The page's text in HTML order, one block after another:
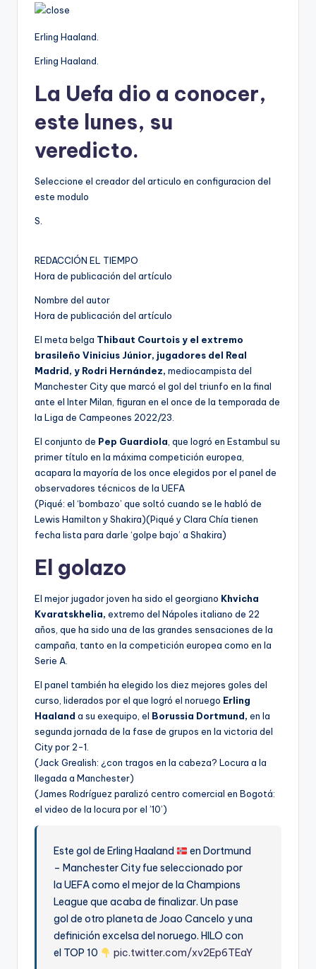
Erling Haaland.
Erling Haaland.
La Uefa dio a conocer,
este lunes, su
veredicto.
Seleccione el creador del articulo en configuracion del
este modulo
S.
REDACCIÓN EL TIEMPO
Hora de publicación del artículo
Nombre del autor
Hora de publicación del artículo
El meta belga Thibaut Courtois y el extremo
brasileño Vinicius Júnior, jugadores del Real
Madrid, y Rodri Hernández, mediocampista del
Manchester City que marcó el gol del triunfo en la final
ante el Inter Milan, figuran en el once de la temporada de
la Liga de Campeones 2022/23.
El conjunto de Pep Guardiola, que logró en Estambul su
primer título en la máxima competición europea,
acapara la mayoría de los once elegidos por el panel de
observadores técnicos de la UEFA
(Piqué: el ‘bombazo’ que soltó cuando se le habló de
Lewis Hamilton y Shakira)(Piqué y Clara Chía tienen
fecha lista para darle ‘golpe bajo’ a Shakira)
El golazo
El mejor jugador joven ha sido el georgiano Khvicha
Kvaratskhelia, extremo del Nápoles italiano de 22
años, que ha sido una de las grandes sensaciones de la
campaña, tanto en la competición europea como en la
Serie A.
El panel también ha elegido los diez mejores goles del
curso, liderados por el que logró el noruego Erling
Haaland a su exequipo, el Borussia Dortmund, en la
segunda jornada de la fase de grupos en la victoria del
City por 2-1.
(Jack Grealish: ¿con tragos en la cabeza? Locura a la
llegada a Manchester)
(James Rodríguez paralizó centro comercial en Bogotá:
el video de la locura por el ’10’)
Este gol de Erling Haaland
en Dortmund
– Manchester City fue seleccionado por
la UEFA como el mejor de la Champions
League que acaba de finalizar. Un pase
gol de otro planeta de Joao Cancelo y una
definición excelsa del noruego. HILO con
el TOP 10
pic.twitter.com/xv2Ep6TEaY